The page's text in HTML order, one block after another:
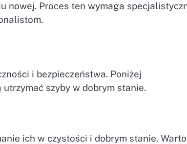
nowej. Proces ten wymaga
i bezpieczeństwa. Poniżej
szyby w dobrym stanie.
ich w czystości i dobrym stanie. Warto